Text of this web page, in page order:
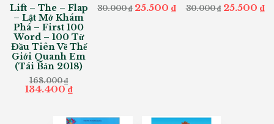
Lift – The – Flap
– Lật Mở Khám
Phá – First 100
Word – 100 Từ
Đầu Tiên Về Thế
Giới Quanh Em
(Tái Bản 2018)
168.000₫
Original
168.000 ₫.
134.400 ₫Current
price
134.400 ₫.
30.000₫ Original
25.500₫Current
price
30.000₫ Original
25.500 ₫